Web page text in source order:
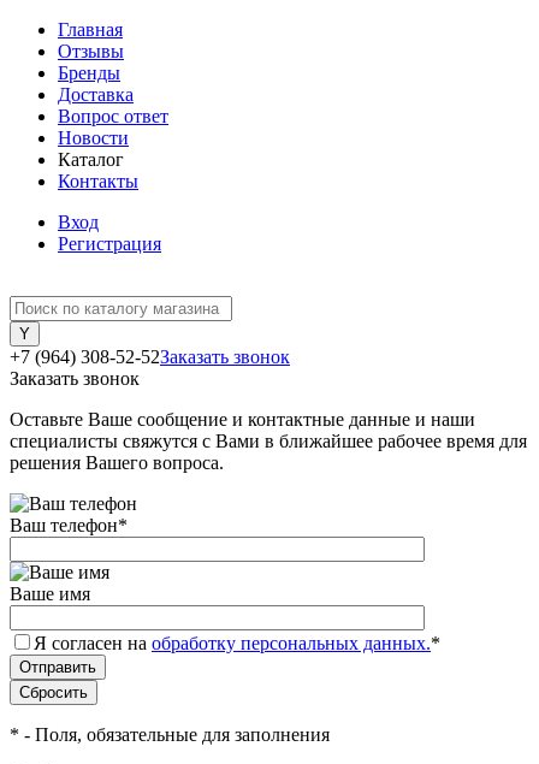
Главная
Отзывы
Бренды
Доставка
Вопрос ответ
Новости
Каталог
Контакты
Вход
Регистрация
+7 (964) 308-52-52Заказать звонок
Заказать звонок
Оставьте Ваше сообщение и контактные данные и наши
специалисты свяжутся с Вами в ближайшее рабочее время для
решения Вашего вопроса.
Ваш телефон*
Ваше имя
Я согласен на обработку персональных данных.*
* - Поля, обязательные для заполнения